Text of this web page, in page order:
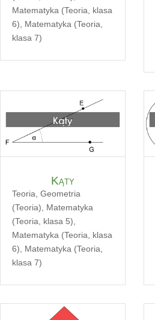
Matematyka (Teoria, klasa
6)
Matematyka (Teoria,
klasa 7)
Kąty
Teoria Geometria
(Teoria)
Matematyka
(Teoria, klasa 5)
Matematyka (Teoria, klasa
6)
Matematyka (Teoria,
klasa 7)